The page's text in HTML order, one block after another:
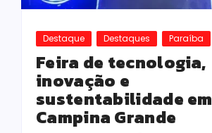
Destaque Destaques Paraíba
Feira de tecnologia,
inovação e
sustentabilidade em
Campina Grande